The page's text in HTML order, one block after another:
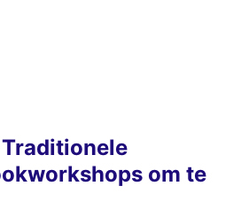
om te